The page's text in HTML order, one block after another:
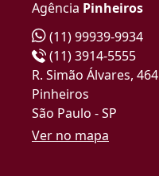
Agência Pinheiros
(11) 99939-9934
(11) 3914-5555
R. Simão Álvares, 464
Pinheiros
São Paulo - SP
Ver no mapa